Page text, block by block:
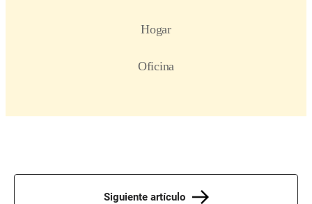
Siguiente artículo